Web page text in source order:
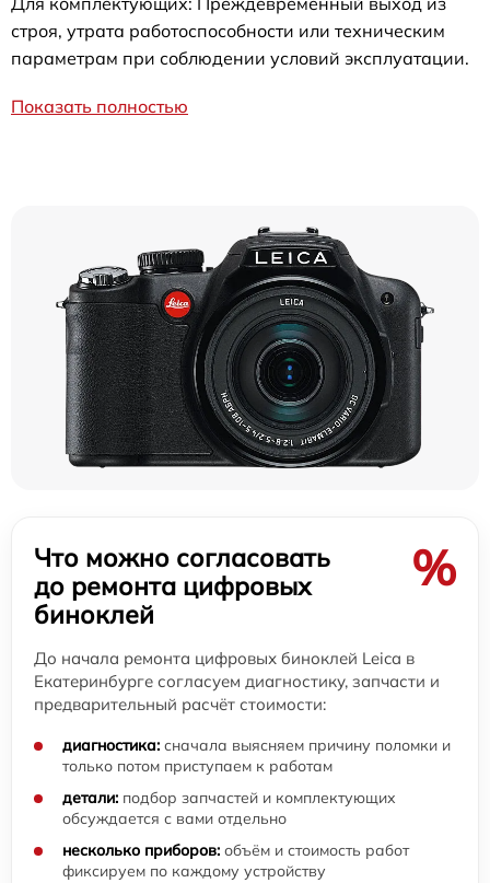
строя, утрата работоспособности или техническим
параметрам при соблюдении условий эксплуатации.
Показать полностью
Что можно согласовать
до ремонта цифровых
биноклей
%
До начала ремонта цифровых биноклей Leica в
Екатеринбурге согласуем диагностику, запчасти и
предварительный расчёт стоимости:
диагностика: сначала выясняем причину поломки и
только потом приступаем к работам
детали: подбор запчастей и комплектующих
обсуждается с вами отдельно
несколько приборов: объём и стоимость работ
фиксируем по каждому устройству